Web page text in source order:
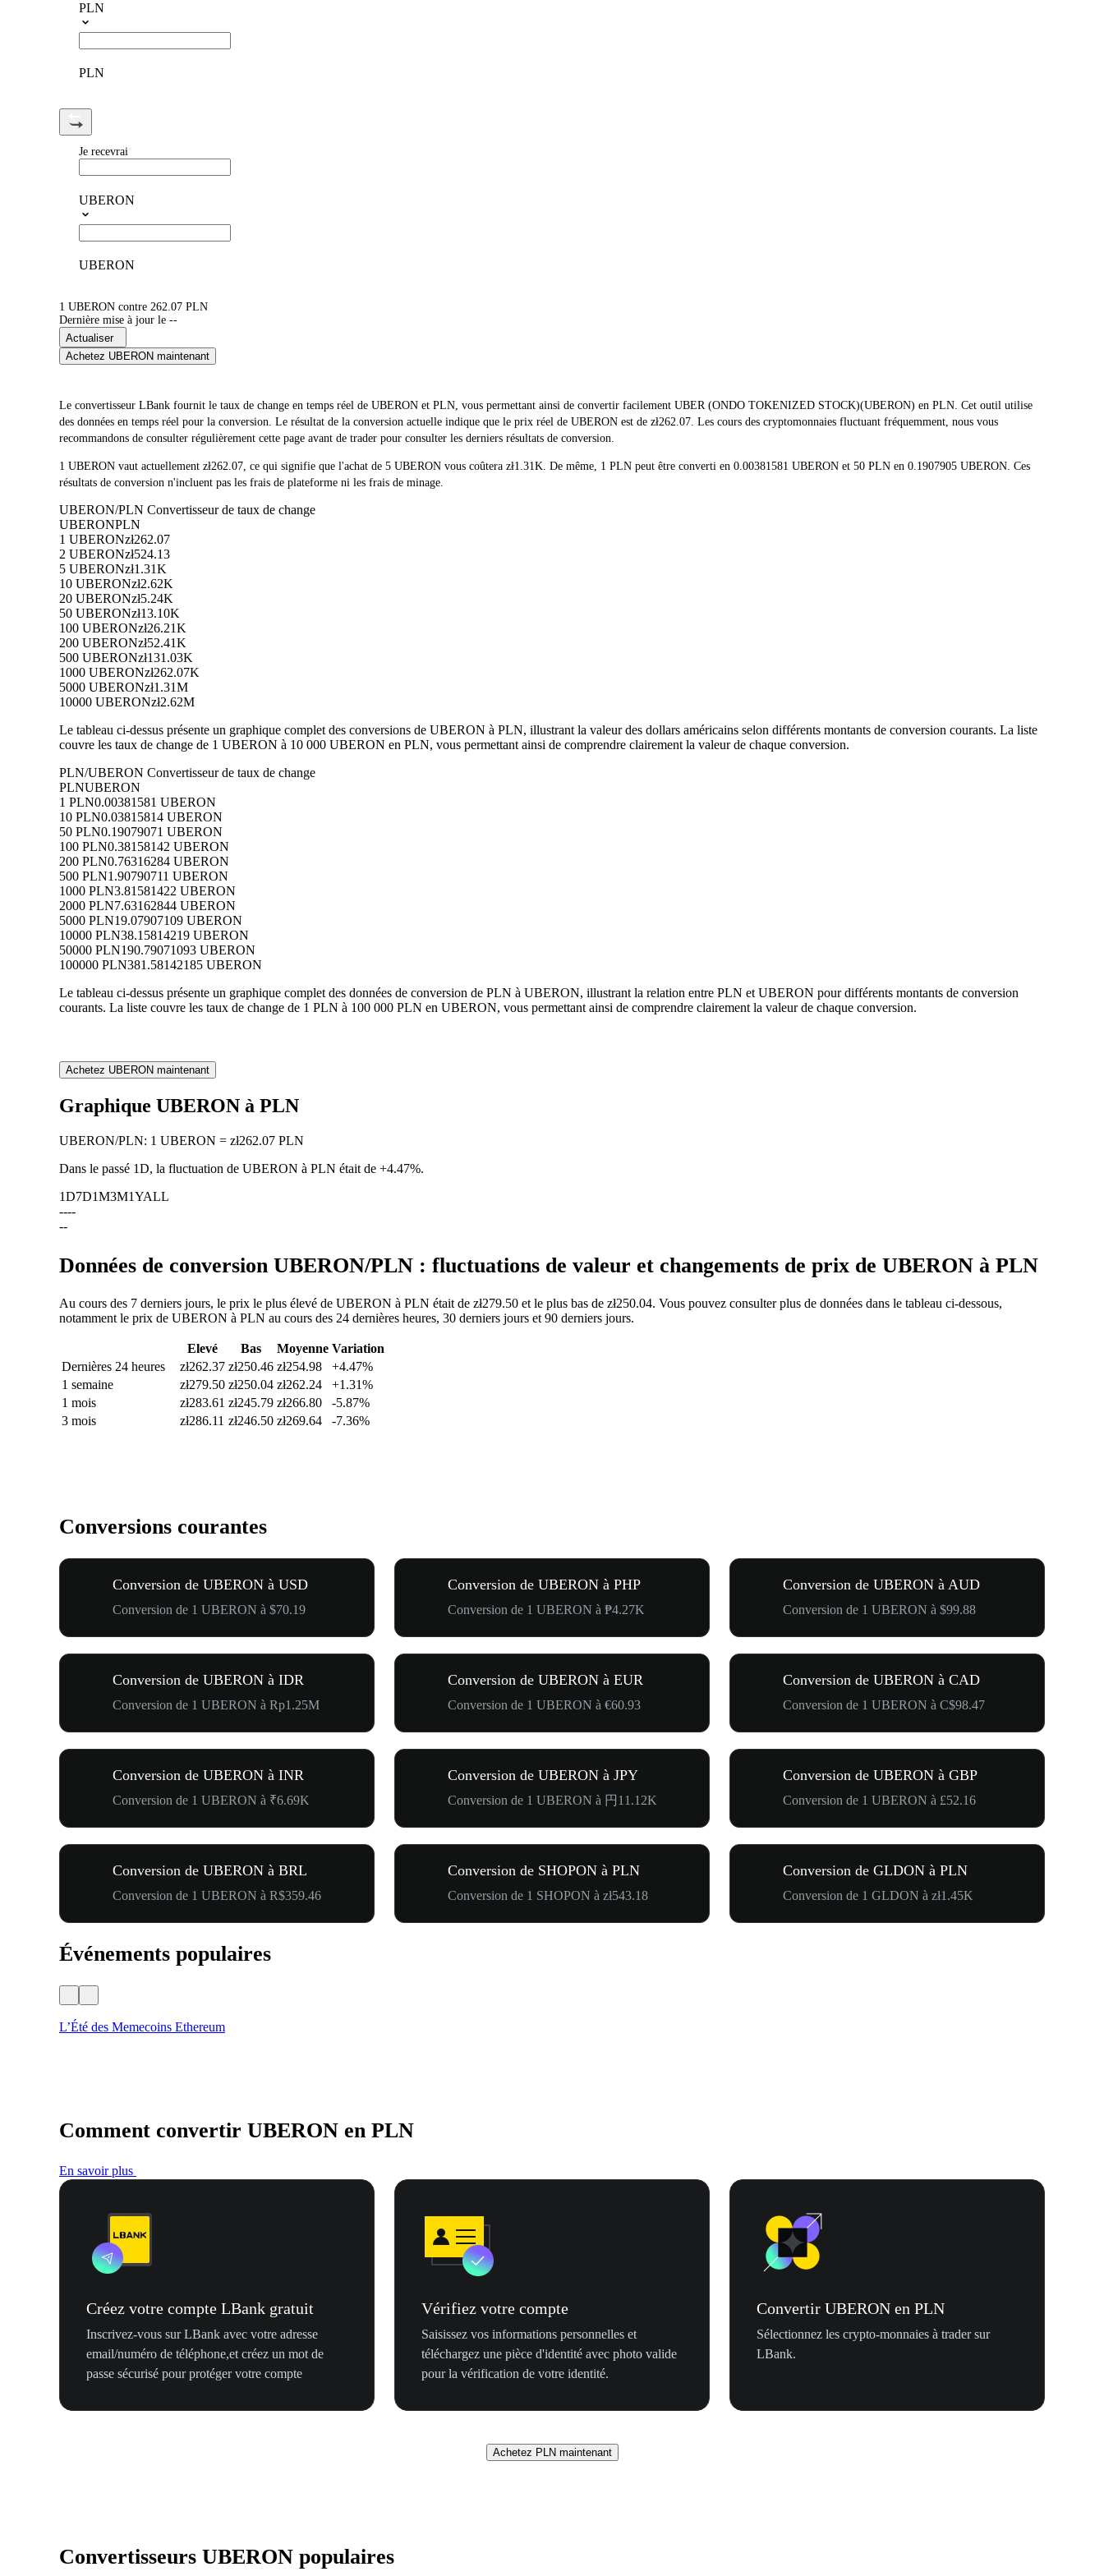
PLN
PLN
Je recevrai
UBERON
UBERON
1 UBERON contre 262.07 PLN
Dernière mise à jour le --
Actualiser
Achetez UBERON maintenant
Le convertisseur LBank fournit le taux de change en temps réel de UBERON et PLN, vous permettant ainsi de convertir facilement UBER (ONDO TOKENIZED STOCK)(UBERON) en PLN. Cet outil utilise
des données en temps réel pour la conversion. Le résultat de la conversion actuelle indique que le prix réel de UBERON est de zł262.07. Les cours des cryptomonnaies fluctuant fréquemment, nous vous
recommandons de consulter régulièrement cette page avant de trader pour consulter les derniers résultats de conversion.
1 UBERON vaut actuellement zł262.07, ce qui signifie que l'achat de 5 UBERON vous coûtera zł1.31K. De même, 1 PLN peut être converti en 0.00381581 UBERON et 50 PLN en 0.1907905 UBERON. Ces
résultats de conversion n'incluent pas les frais de plateforme ni les frais de minage.
UBERON/PLN Convertisseur de taux de change
UBERONPLN
1 UBERONzł262.07
2 UBERONzł524.13
5 UBERONzł1.31K
10 UBERONzł2.62K
20 UBERONzł5.24K
50 UBERONzł13.10K
100 UBERONzł26.21K
200 UBERONzł52.41K
500 UBERONzł131.03K
1000 UBERONzł262.07K
5000 UBERONzł1.31M
10000 UBERONzł2.62M
Le tableau ci-dessus présente un graphique complet des conversions de UBERON à PLN, illustrant la valeur des dollars américains selon différents montants de conversion courants. La liste
couvre les taux de change de 1 UBERON à 10 000 UBERON en PLN, vous permettant ainsi de comprendre clairement la valeur de chaque conversion.
PLN/UBERON Convertisseur de taux de change
PLNUBERON
1 PLN0.00381581 UBERON
10 PLN0.03815814 UBERON
50 PLN0.19079071 UBERON
100 PLN0.38158142 UBERON
200 PLN0.76316284 UBERON
500 PLN1.90790711 UBERON
1000 PLN3.81581422 UBERON
2000 PLN7.63162844 UBERON
5000 PLN19.07907109 UBERON
10000 PLN38.15814219 UBERON
50000 PLN190.79071093 UBERON
100000 PLN381.58142185 UBERON
Le tableau ci-dessus présente un graphique complet des données de conversion de PLN à UBERON, illustrant la relation entre PLN et UBERON pour différents montants de conversion
courants. La liste couvre les taux de change de 1 PLN à 100 000 PLN en UBERON, vous permettant ainsi de comprendre clairement la valeur de chaque conversion.
Achetez UBERON maintenant
Graphique UBERON à PLN
UBERON/PLN: 1 UBERON = zł262.07 PLN
Dans le passé 1D, la fluctuation de UBERON à PLN était de +4.47%.
1D7D1M3M1YALL
----
--
Données de conversion UBERON/PLN : fluctuations de valeur et changements de prix de UBERON à PLN
Au cours des 7 derniers jours, le prix le plus élevé de UBERON à PLN était de zł279.50 et le plus bas de zł250.04. Vous pouvez consulter plus de données dans le tableau ci-dessous,
notamment le prix de UBERON à PLN au cours des 24 dernières heures, 30 derniers jours et 90 derniers jours.
Elevé Bas Moyenne Variation
Dernières 24 heures
zł262.37 zł250.46 zł254.98
+4.47%
1 semaine
zł279.50 zł250.04 zł262.24
+1.31%
1 mois
zł283.61 zł245.79 zł266.80
-5.87%
3 mois
zł286.11 zł246.50 zł269.64 -7.36%
Conversions courantes
Conversion de UBERON à USD
Conversion de 1 UBERON à $70.19
Conversion de UBERON à PHP
Conversion de 1 UBERON à ₱4.27K
Conversion de UBERON à AUD
Conversion de 1 UBERON à $99.88
Conversion de UBERON à IDR
Conversion de 1 UBERON à Rp1.25M
Conversion de UBERON à EUR
Conversion de 1 UBERON à €60.93
Conversion de UBERON à CAD
Conversion de 1 UBERON à C$98.47
Conversion de UBERON à INR
Conversion de 1 UBERON à ₹6.69K
Conversion de UBERON à JPY
Conversion de 1 UBERON à 円11.12K
Conversion de UBERON à GBP
Conversion de 1 UBERON à £52.16
Conversion de UBERON à BRL
Conversion de 1 UBERON à R$359.46
Conversion de SHOPON à PLN
Conversion de 1 SHOPON à zł543.18
Conversion de GLDON à PLN
Conversion de 1 GLDON à zł1.45K
Événements populaires
L’Été des Memecoins Ethereum
Comment convertir UBERON en PLN
En savoir plus
Créez votre compte LBank gratuit
Inscrivez-vous sur LBank avec votre adresse
email/numéro de téléphone,et créez un mot de
passe sécurisé pour protéger votre compte
Vérifiez votre compte
Saisissez vos informations personnelles et
téléchargez une pièce d'identité avec photo valide
pour la vérification de votre identité.
Convertir UBERON en PLN
Sélectionnez les crypto-monnaies à trader sur
LBank.
Achetez PLN maintenant
Convertisseurs UBERON populaires